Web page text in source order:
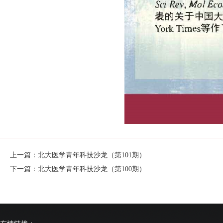
上一篇：北大医学青年科技沙龙（第101期）
下一篇：北大医学青年科技沙龙（第100期）